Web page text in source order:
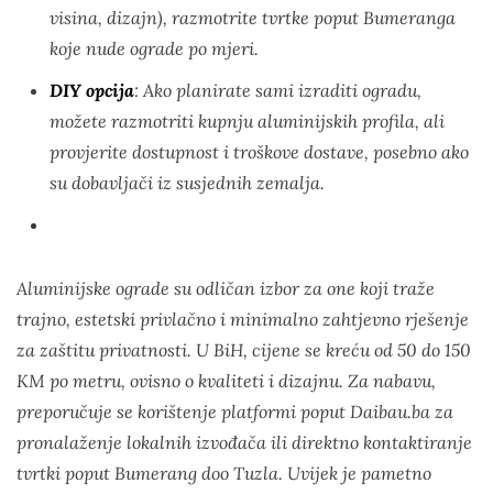
visina, dizajn), razmotrite tvrtke poput Bumeranga
koje nude ograde po mjeri.
DIY opcija: Ako planirate sami izraditi ogradu,
možete razmotriti kupnju aluminijskih profila, ali
provjerite dostupnost i troškove dostave, posebno ako
su dobavljači iz susjednih zemalja.
Aluminijske ograde su odličan izbor za one koji traže
trajno, estetski privlačno i minimalno zahtjevno rješenje
za zaštitu privatnosti. U BiH, cijene se kreću od 50 do 150
KM po metru, ovisno o kvaliteti i dizajnu. Za nabavu,
preporučuje se korištenje platformi poput Daibau.ba za
pronalaženje lokalnih izvođača ili direktno kontaktiranje
tvrtki poput Bumerang doo Tuzla. Uvijek je pametno